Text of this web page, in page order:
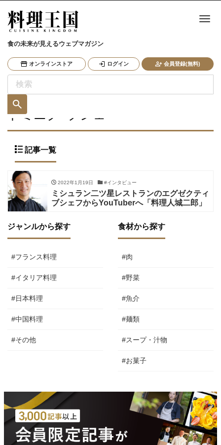
食の未来が見えるウェブマガジン
オンラインストア ログイン 会員登録(無料)
ナ
ドミニク･ブシェ
記事一覧
2022年1月19日 #インタビュー
ミシュラン二ツ星レストランのエグゼクティ
ブシェフからYouTuberへ「料理人城二郎」
ジャンルから探す
#フランス料理
#イタリア料理
#日本料理
#中国料理
#その他
食材から探す
#肉
#野菜
#魚介
#麺類
#スープ・汁物
#お菓子